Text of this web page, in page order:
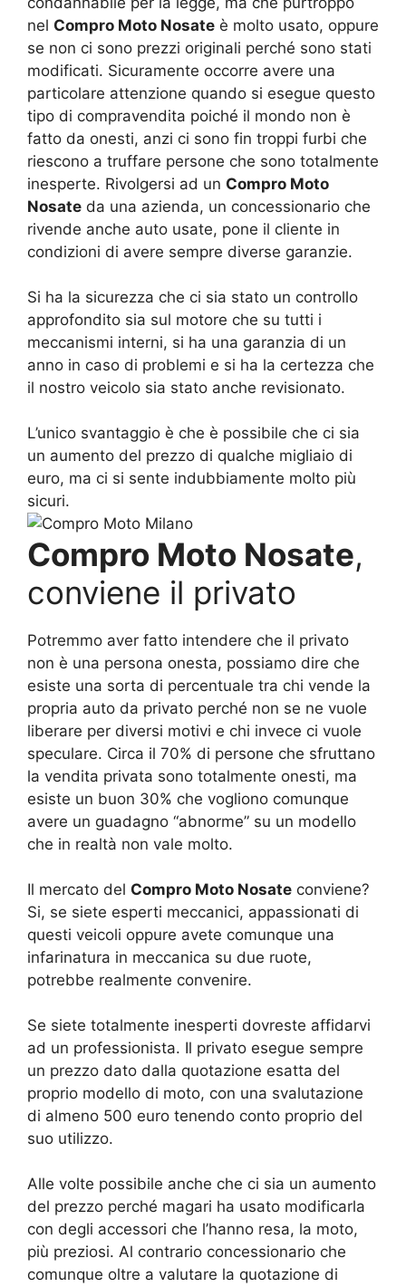
nel Compro Moto Nosate è molto usato, oppure
se non ci sono prezzi originali perché sono stati
modificati. Sicuramente occorre avere una
particolare attenzione quando si esegue questo
tipo di compravendita poiché il mondo non è
fatto da onesti, anzi ci sono fin troppi furbi che
riescono a truffare persone che sono totalmente
inesperte. Rivolgersi ad un Compro Moto
Nosate da una azienda, un concessionario che
rivende anche auto usate, pone il cliente in
condizioni di avere sempre diverse garanzie.
Si ha la sicurezza che ci sia stato un controllo
approfondito sia sul motore che su tutti i
meccanismi interni, si ha una garanzia di un
anno in caso di problemi e si ha la certezza che
il nostro veicolo sia stato anche revisionato.
L’unico svantaggio è che è possibile che ci sia
un aumento del prezzo di qualche migliaio di
euro, ma ci si sente indubbiamente molto più
sicuri.
Compro Moto Nosate,
conviene il privato
Potremmo aver fatto intendere che il privato
non è una persona onesta, possiamo dire che
esiste una sorta di percentuale tra chi vende la
propria auto da privato perché non se ne vuole
liberare per diversi motivi e chi invece ci vuole
speculare. Circa il 70% di persone che sfruttano
la vendita privata sono totalmente onesti, ma
esiste un buon 30% che vogliono comunque
avere un guadagno “abnorme” su un modello
che in realtà non vale molto.
Il mercato del Compro Moto Nosate conviene?
Si, se siete esperti meccanici, appassionati di
questi veicoli oppure avete comunque una
infarinatura in meccanica su due ruote,
potrebbe realmente convenire.
Se siete totalmente inesperti dovreste affidarvi
ad un professionista. Il privato esegue sempre
un prezzo dato dalla quotazione esatta del
proprio modello di moto, con una svalutazione
di almeno 500 euro tenendo conto proprio del
suo utilizzo.
Alle volte possibile anche che ci sia un aumento
del prezzo perché magari ha usato modificarla
con degli accessori che l’hanno resa, la moto,
più preziosi. Al contrario concessionario che
comunque oltre a valutare la quotazione di